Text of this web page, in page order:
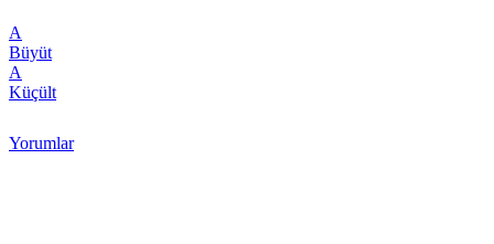
A
Büyüt
A
Küçült
Yorumlar